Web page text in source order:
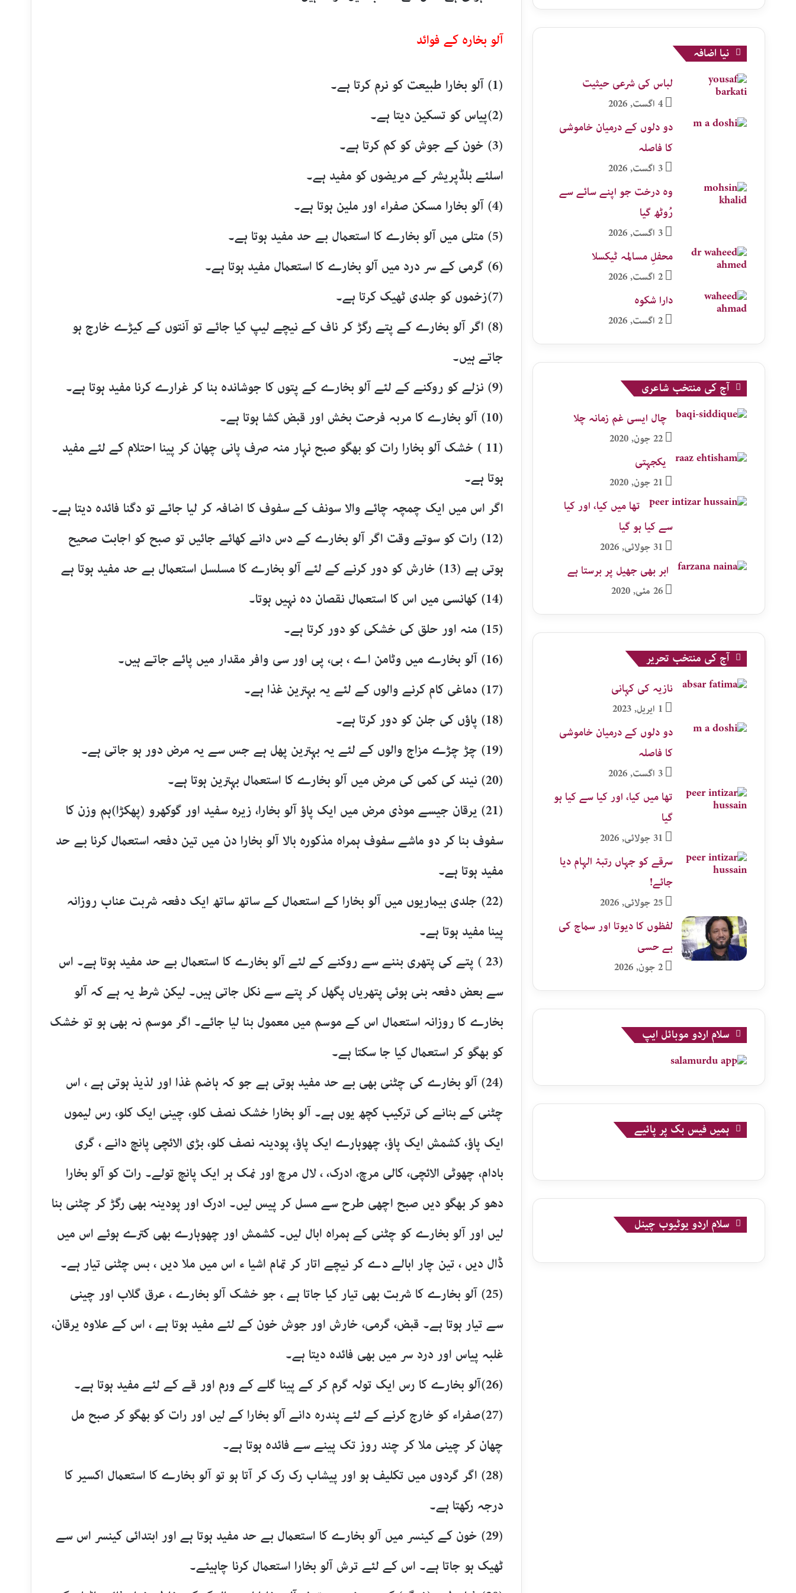
آلو بخارہ کے فوائد
(1) آلو بخارا طبیعت کو نرم کرتا ہے۔
(2)پیاس کو تسکین دیتا ہے۔
(3) خون کے جوش کو کم کرتا ہے۔
اسلئے بلڈپریشر کے مریضوں کو مفید ہے۔
(4) آلو بخارا مسکن صفراء اور ملین ہوتا ہے۔
(5) متلی میں آلو بخارے کا استعمال بے حد مفید ہوتا ہے۔
(6) گرمی کے سر درد میں آلو بخارے کا استعمال مفید ہوتا ہے۔
(7)زخموں کو جلدی ٹھیک کرتا ہے۔
(8) اگر آلو بخارے کے پتے رگڑ کر ناف کے نیچے لیپ کیا جائے تو آنتوں کے کیڑے خارج ہو
جاتے ہیں۔
(9) نزلے کو روکنے کے لئے آلو بخارے کے پتوں کا جوشاندہ بنا کر غرارے کرنا مفید ہوتا ہے۔
(10) آلو بخارے کا مربہ فرحت بخش اور قبض کشا ہوتا ہے۔
(11 ) خشک آلو بخارا رات کو بھگو صبح نہار منہ صرف پانی چھان کر پینا احتلام کے لئے مفید
ہوتا ہے۔
اگر اس میں ایک چمچہ چائے والا سونف کے سفوف کا اضافہ کر لیا جائے تو دگنا فائدہ دیتا ہے۔
(12) رات کو سوتے وقت اگر آلو بخارے کے دس دانے کھائے جائیں تو صبح کو اجابت صحیح
ہوتی ہے (13) خارش کو دور کرنے کے لئے آلو بخارے کا مسلسل استعمال بے حد مفید ہوتا ہے
(14) کھانسی میں اس کا استعمال نقصان دہ نہیں ہوتا۔
(15) منہ اور حلق کی خشکی کو دور کرتا ہے۔
(16) آلو بخارے میں وٹامن اے ، بی، پی اور سی وافر مقدار میں پائے جاتے ہیں۔
(17) دماغی کام کرنے والوں کے لئے یہ بہترین غذا ہے۔
(18) پاؤں کی جلن کو دور کرتا ہے۔
(19) چڑ چڑے مزاج والوں کے لئے یہ بہترین پھل ہے جس سے یہ مرض دور ہو جاتی ہے۔
(20) نیند کی کمی کی مرض میں آلو بخارے کا استعمال بہترین ہوتا ہے۔
(21) یرقان جیسے موذی مرض میں ایک پاؤ آلو بخارا، زیرہ سفید اور گوکھرو (پھکڑا)ہم وزن کا
سفوف بنا کر دو ماشے سفوف ہمراہ مذکورہ بالا آلو بخارا دن میں تین دفعہ استعمال کرنا بے حد
مفید ہوتا ہے۔
(22) جلدی بیماریوں میں آلو بخارا کے استعمال کے ساتھ ساتھ ایک دفعہ شربت عناب روزانہ
پینا مفید ہوتا ہے۔
(23 ) پتے کی پتھری بننے سے روکنے کے لئے آلو بخارے کا استعمال بے حد مفید ہوتا ہے۔ اس
سے بعض دفعہ بنی ہوئی پتھریاں پگھل کر پتے سے نکل جاتی ہیں۔ لیکن شرط یہ ہے کہ آلو
بخارے کا روزانہ استعمال اس کے موسم میں معمول بنا لیا جائے۔ اگر موسم نہ بھی ہو تو خشک
کو بھگو کر استعمال کیا جا سکتا ہے۔
(24) آلو بخارے کی چٹنی بھی بے حد مفید ہوتی ہے جو کہ ہاضم غذا اور لذیذ ہوتی ہے ، اس
چٹنی کے بنانے کی ترکیب کچھ یوں ہے۔ آلو بخارا خشک نصف کلو، چینی ایک کلو، رس لیموں
ایک پاؤ، کشمش ایک پاؤ، چھوہارے ایک پاؤ، پودینہ نصف کلو، بڑی الائچی پانچ دانے ، گری
بادام، چھوٹی الائچی، کالی مرچ، ادرک، ، لال مرچ اور نمک ہر ایک پانچ تولے۔ رات کو آلو بخارا
دھو کر بھگو دیں صبح اچھی طرح سے مسل کر پیس لیں۔ ادرک اور پودینہ بھی رگڑ کر چٹنی بنا
لیں اور آلو بخارے کو چٹنی کے ہمراہ ابال لیں۔ کشمش اور چھوہارے بھی کترے ہوئے اس میں
ڈال دیں ، تین چار ابالے دے کر نیچے اتار کر تمام اشیا ء اس میں ملا دیں ، بس چٹنی تیار ہے۔
(25) آلو بخارے کا شربت بھی تیار کیا جاتا ہے ، جو خشک آلو بخارے ، عرق گلاب اور چینی
سے تیار ہوتا ہے۔ قبض، گرمی، خارش اور جوش خون کے لئے مفید ہوتا ہے ، اس کے علاوہ یرقان،
غلبہ پیاس اور درد سر میں بھی فائدہ دیتا ہے۔
(26)آلو بخارے کا رس ایک تولہ گرم کر کے پینا گلے کے ورم اور قے کے لئے مفید ہوتا ہے۔
(27)صفراء کو خارج کرنے کے لئے پندرہ دانے آلو بخارا کے لیں اور رات کو بھگو کر صبح مل
چھان کر چینی ملا کر چند روز تک پینے سے فائدہ ہوتا ہے۔
(28) اگر گردوں میں تکلیف ہو اور پیشاب رک رک کر آتا ہو تو آلو بخارے کا استعمال اکسیر کا
درجہ رکھتا ہے۔
(29) خون کے کینسر میں آلو بخارے کا استعمال بے حد مفید ہوتا ہے اور ابتدائی کینسر اس سے
ٹھیک ہو جاتا ہے۔ اس کے لئے ترش آلو بخارا استعمال کرنا چاہیئے۔
نیا اضافہ
لباس کی شرعی حیثیت
4 اگست, 2026
دو دلوں کے درمیان خاموشی
کا فاصلہ
3 اگست, 2026
وہ درخت جو اپنے سائے سے
رُوٹھ گیا
3 اگست, 2026
محفلِ مسالمہ ٹیکسلا
2 اگست, 2026
دارا شکوہ
2 اگست, 2026
آج کی منتخب شاعری
چال ایسی غم زمانہ چلا
22 جون, 2020
یکجہتی
21 جون, 2020
تھا میں کیا، اور کیا
سے کیا ہو گیا
31 جولائی, 2026
ابر بھی جھیل پر برستا ہے
26 مئی, 2020
آج کی منتخب تحریر
نازیہ کی کہانی
1 اپریل, 2023
دو دلوں کے درمیان خاموشی
کا فاصلہ
3 اگست, 2026
تھا میں کیا، اور کیا سے کیا ہو
گیا
31 جولائی, 2026
سرقے کو جہاں رتبۂ الہام دیا
جائے!
25 جولائی, 2026
لفظوں کا دیوتا اور سماج کی
بے حسی
2 جون, 2026
سلام اردو موبائل ایپ
ہمیں فیس بک پر پائیے
سلام اردو یوٹیوب چینل